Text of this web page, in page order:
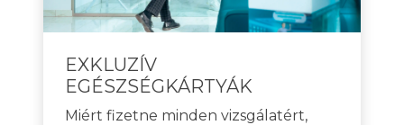
EXKLUZÍV
EGÉSZSÉGKÁRTYÁK
Miért fizetne minden vizsgálatért,